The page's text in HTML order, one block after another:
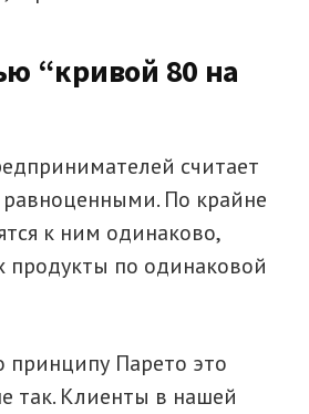
“кривой 80 на
считает
По крайне
к ним одинаково,
продукты по одинаковой
принципу Парето это
так. Клиенты в нашей